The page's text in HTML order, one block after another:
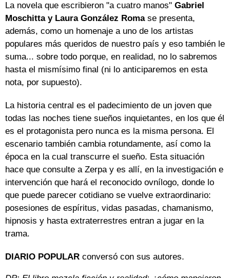
La novela que escribieron "a cuatro manos" Gabriel
Moschitta y Laura González Romase presenta,
además, como un homenaje a uno de los artistas
populares más queridos de nuestro país y eso también le
suma... sobre todo porque, en realidad, no lo sabremos
hasta el mismísimo final (ni lo anticiparemos en esta
nota, por supuesto).
La historia central es el padecimiento de un joven que
todas las noches tiene sueños inquietantes, en los que él
es el protagonista pero nunca es la misma persona. El
escenario también cambia rotundamente, así como la
época en la cual transcurre el sueño. Esta situación
hace que consulte a Zerpa y es allí, en la investigación e
intervención que hará el reconocido ovnílogo, donde lo
que puede parecer cotidiano se vuelve extraordinario:
posesiones de espíritus, vidas pasadas, chamanismo,
hipnosis y hasta extraterrestres entran a jugar en la
trama.
DIARIO POPULAR conversó con sus autores.